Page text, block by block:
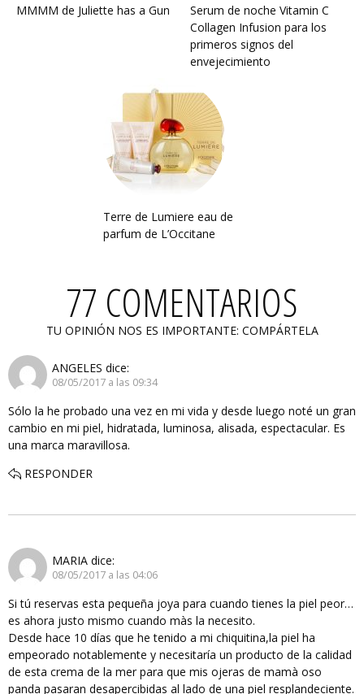
MMMM de Juliette has a Gun
Serum de noche Vitamin C
Collagen Infusion para los
primeros signos del
envejecimiento
Terre de Lumiere eau de
parfum de L’Occitane
77 COMENTARIOS
TU OPINIÓN NOS ES IMPORTANTE: COMPÁRTELA
ANGELES dice:
08/05/2017 a las 09:34
Sólo la he probado una vez en mi vida y desde luego noté un gran
cambio en mi piel, hidratada, luminosa, alisada, espectacular. Es
una marca maravillosa.
RESPONDER
MARIA dice:
08/05/2017 a las 04:06
Si tú reservas esta pequeña joya para cuando tienes la piel peor…
es ahora justo mismo cuando màs la necesito.
Desde hace 10 días que he tenido a mi chiquitina,la piel ha
empeorado notablemente y necesitaría un producto de la calidad
de esta crema de la mer para que mis ojeras de mamà oso
panda pasaran desapercibidas al lado de una piel resplandeciente.